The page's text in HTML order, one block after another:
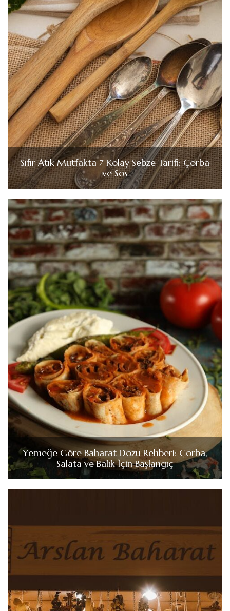
Sıfır Atık Mutfakta 7 Kolay Sebze Tarifi: Çorba
ve Sos
Yemeğe Göre Baharat Dozu Rehberi: Çorba,
Salata ve Balık İçin Başlangıç